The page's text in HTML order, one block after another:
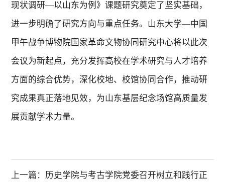
现状调研—以山东为例》课题研究奠定了坚实基础，
进一步明确了研究方向与重点任务。山东大学—中国
甲午战争博物院国家革命文物协同研究中心将以此次
会议为新起点，充分发挥高校在学术研究与人才培养
方面的综合优势，深化校地、校馆协同合作，推动研
究成果真正落地见效，为山东基层纪念场馆高质量发
展贡献学术力量。
上一篇： 历史学院与考古学院党委召开树立和践行正